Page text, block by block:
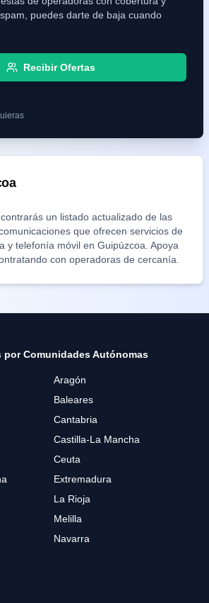
puedes darte de baja cuando
Recibir Ofertas
un listado actualizado de las
que ofrecen servicios de
y telefonía móvil en Guipúzcoa . Apoya
con operadoras de cercanía.
por Comunidades Autónomas
Aragón
Baleares
Cantabria
Castilla-La Mancha
Ceuta
Extremadura
La Rioja
Melilla
Navarra